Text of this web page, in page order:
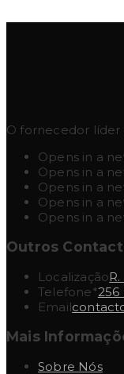
O fornecedor líder
Opens in a
Opens in a
Opens in a
Opens in a
Opens in a
Outros
Localização
Telefone*256
Email
Mais
Sobre Nós